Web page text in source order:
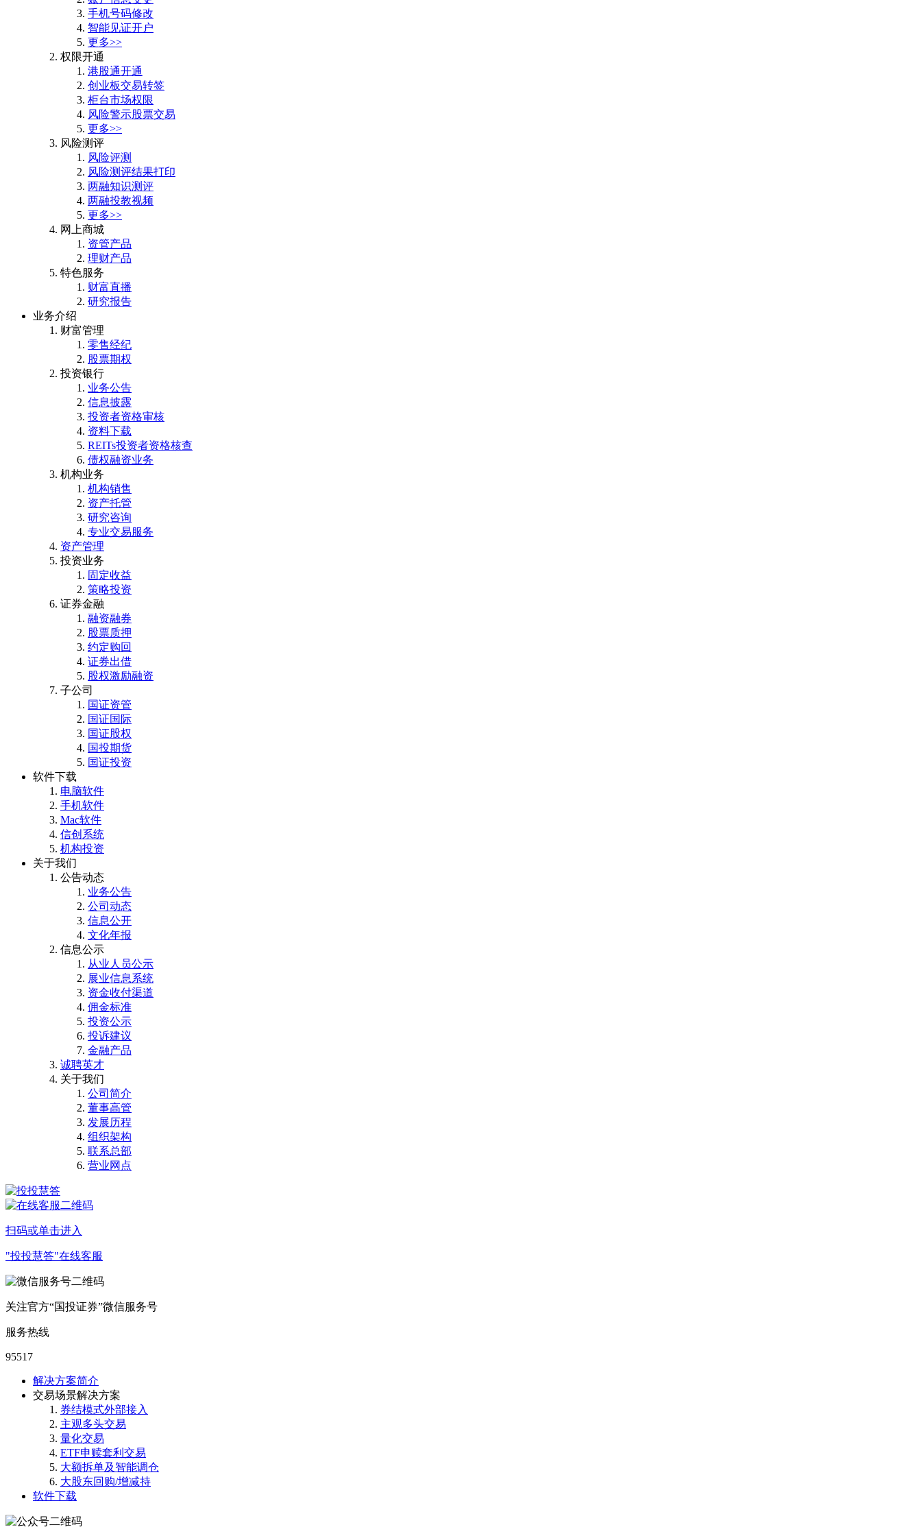
手机号码修改
智能见证开户
更多>>
权限开通
港股通开通
创业板交易转签
柜台市场权限
风险警示股票交易
更多>>
风险测评
风险评测
风险测评结果打印
两融知识测评
两融投教视频
更多>>
网上商城
资管产品
理财产品
特色服务
财富直播
研究报告
业务介绍
财富管理
零售经纪
股票期权
投资银行
业务公告
信息披露
投资者资格审核
资料下载
REITs投资者资格核查
债权融资业务
机构业务
机构销售
资产托管
研究咨询
专业交易服务
资产管理
投资业务
固定收益
策略投资
证券金融
融资融券
股票质押
约定购回
证券出借
股权激励融资
子公司
国证资管
国证国际
国证股权
国投期货
国证投资
软件下载
电脑软件
手机软件
Mac软件
信创系统
机构投资
关于我们
公告动态
业务公告
公司动态
信息公开
文化年报
信息公示
从业人员公示
展业信息系统
资金收付渠道
佣金标准
投资公示
投诉建议
金融产品
诚聘英才
关于我们
公司简介
董事高管
发展历程
组织架构
联系总部
营业网点
扫码或单击进入
"投投慧答"在线客服
关注官方“国投证券”微信服务号
服务热线
95517
解决方案简介
交易场景解决方案
券结模式外部接入
主观多头交易
量化交易
ETF申赎套利交易
大额拆单及智能调仓
大股东回购/增减持
软件下载